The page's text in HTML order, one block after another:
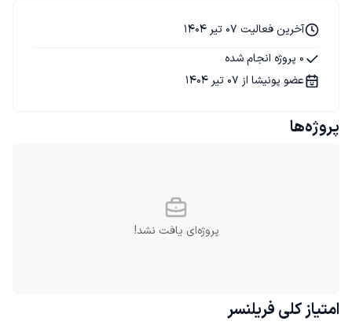
آخرین فعالیت 07 تیر 1404
0 پروژه انجام شده
عضو پونیشا از 07 تیر 1404
پروژه‌ها
پروژه‌ای یافت نشد!
امتیاز کلی فریلنسر